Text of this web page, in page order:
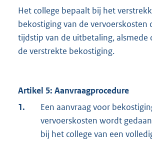
Het college bepaalt bij het
bekostiging van de vervoerskosten
tijdstip van de uitbetaling, alsmede
de verstrekte bekostiging.
Artikel 5: Aanvraagprocedure
1.
Een aanvraag voor
vervoerskosten wordt
bij het college van een